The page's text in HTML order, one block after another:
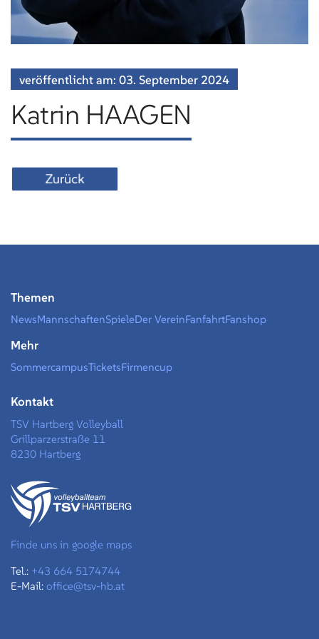
veröffentlicht am: 03. September 2024
Katrin HAAGEN
Zurück
Finde uns in google maps
Tel.: +43 664 5174744
E-Mail: office@tsv-hb.at
Themen
NewsMannschaftenSpieleDer VereinFanfahrtFanshop
Mehr
SommercampusTicketsFirmencup
Kontakt
TSV Hartberg Volleyball
Grillparzerstraße 11
8230 Hartberg